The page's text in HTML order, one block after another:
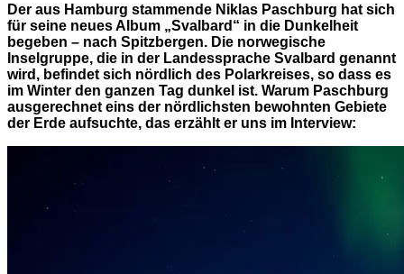
Der aus Hamburg stammende Niklas Paschburg hat sich
für seine neues Album „Svalbard“ in die Dunkelheit
begeben – nach Spitzbergen. Die norwegische
Inselgruppe, die in der Landessprache Svalbard genannt
wird, befindet sich nördlich des Polarkreises, so dass es
im Winter den ganzen Tag dunkel ist. Warum Paschburg
ausgerechnet eins der nördlichsten bewohnten Gebiete
der Erde aufsuchte, das erzählt er uns im Interview: